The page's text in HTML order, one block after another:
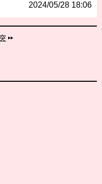
2024/05/28 18:06